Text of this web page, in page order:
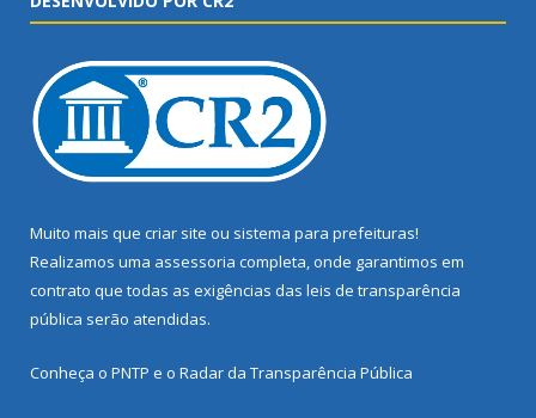
Muito mais que criar site ou sistema para prefeituras!
Realizamos uma assessoria completa, onde garantimos em
contrato que todas as exigências das leis de transparência
pública serão atendidas.
Conheça o PNTP e o Radar da Transparência Pública